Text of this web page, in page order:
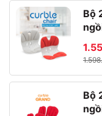
Bộ
Bộ